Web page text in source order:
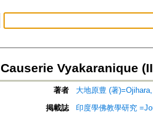
Causerie Vyakaranique
著者
大地原豊 (著
掲載誌
印度學佛教學研究